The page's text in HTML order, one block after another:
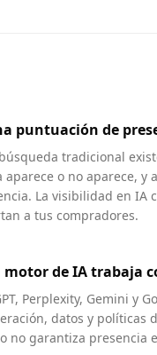
puntuación de
tradicional
aparece o no aparece,
La visibilidad en IA
a tus compradores.
motor de IA trabaja
Perplexity, Gemini y
datos y políticas
no garantiza presencia